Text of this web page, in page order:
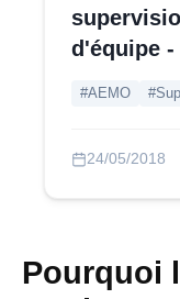
d'équipe -
#AEMO
24/05/2018
Pourquoi